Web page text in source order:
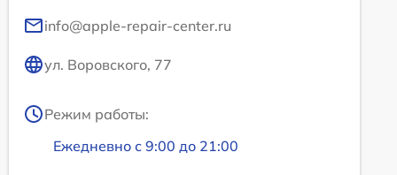
info@apple-repair-center.ru
ул. Воровского, 77
Режим работы:
Ежедневно с 9:00 до 21:00